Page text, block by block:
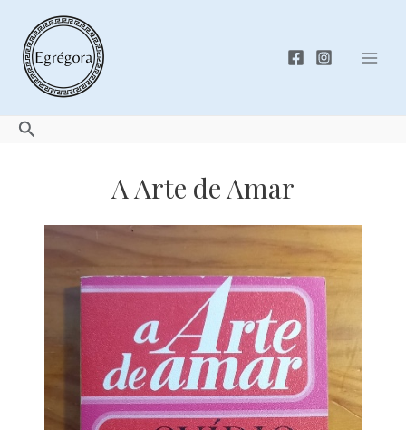
content
Search
A Arte de Amar